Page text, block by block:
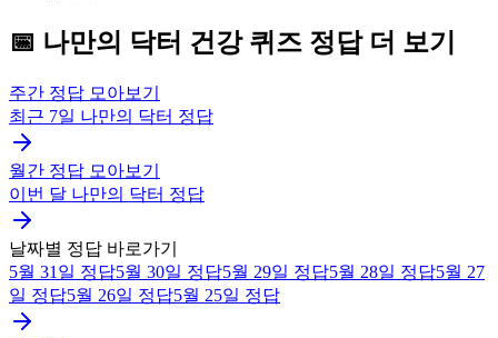
📅 나만의 닥터 건강 퀴즈 정답 더 보기
주간 정답 모아보기
최근 7일 나만의 닥터 정답
월간 정답 모아보기
이번 달 나만의 닥터 정답
날짜별 정답 바로가기
5월 31일 정답5월 30일 정답5월 29일 정답5월 28일 정답5월 27
일 정답5월 26일 정답5월 25일 정답